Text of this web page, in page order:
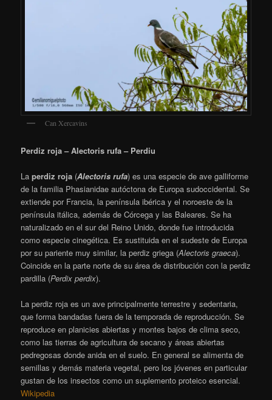
Can Xercavins
Perdiz roja – Alectoris rufa – Perdiu
Laperdiz roja (Alectoris rufa) es una especie de ave galliforme
de la familia Phasianidae autóctona de Europa sudoccidental. Se
extiende por Francia, la península ibérica y el noroeste de la
península itálica, además de Córcega y las Baleares. Se ha
naturalizado en el sur del Reino Unido, donde fue introducida
como especie cinegética. Es sustituida en el sudeste de Europa
por su pariente muy similar, la perdiz griega (Alectoris graeca).
Coincide en la parte norte de su área de distribución con la perdiz
pardilla (Perdix perdix).
La perdiz roja es un ave principalmente terrestre y sedentaria,
que forma bandadas fuera de la temporada de reproducción. Se
reproduce en planicies abiertas y montes bajos de clima seco,
como las tierras de agricultura de secano y áreas abiertas
pedregosas donde anida en el suelo. En general se alimenta de
semillas y demás materia vegetal, pero los jóvenes en particular
gustan de los insectos como un suplemento proteico esencial.
Wikipedia